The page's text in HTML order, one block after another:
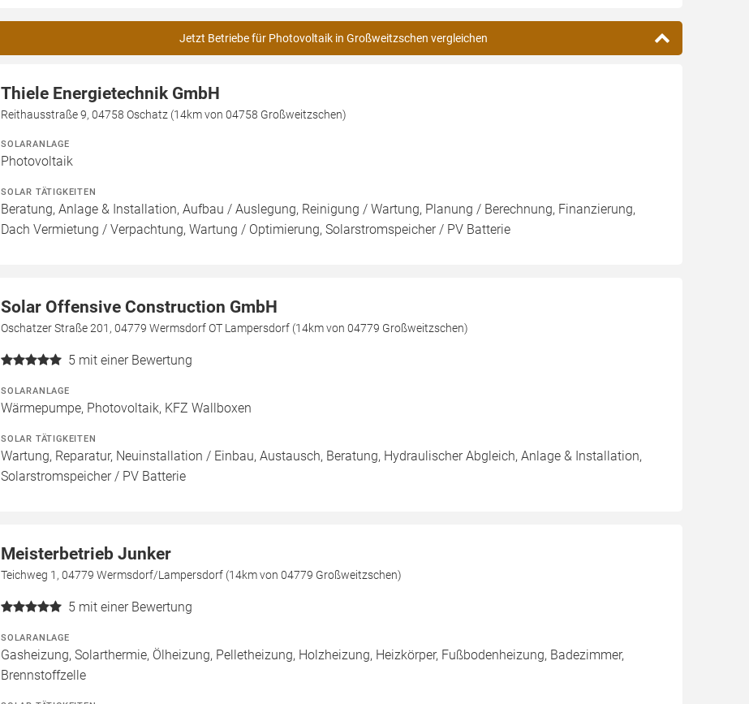
Jetzt Betriebe für Photovoltaik in Großweitzschen vergleichen
Thiele Energietechnik GmbH
Reithausstraße 9, 04758 Oschatz (14km von 04758 Großweitzschen)
SOLARANLAGE
Photovoltaik
SOLAR TÄTIGKEITEN
Beratung, Anlage & Installation, Aufbau / Auslegung, Reinigung / Wartung, Planung / Berechnung, Finanzierung,
Dach Vermietung / Verpachtung, Wartung / Optimierung, Solarstromspeicher / PV Batterie
Solar Offensive Construction GmbH
Oschatzer Straße 201, 04779 Wermsdorf OT Lampersdorf (14km von 04779 Großweitzschen)
5 mit einer Bewertung
SOLARANLAGE
Wärmepumpe, Photovoltaik, KFZ Wallboxen
SOLAR TÄTIGKEITEN
Wartung, Reparatur, Neuinstallation / Einbau, Austausch, Beratung, Hydraulischer Abgleich, Anlage & Installation,
Solarstromspeicher / PV Batterie
Meisterbetrieb Junker
Teichweg 1, 04779 Wermsdorf/Lampersdorf (14km von 04779 Großweitzschen)
5 mit einer Bewertung
SOLARANLAGE
Gasheizung, Solarthermie, Ölheizung, Pelletheizung, Holzheizung, Heizkörper, Fußbodenheizung, Badezimmer,
Brennstoffzelle